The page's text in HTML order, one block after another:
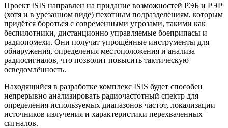
Проект ISIS направлен на придание возможностей РЭБ и РЭР
(хотя и в урезанном виде) пехотным подразделениям, которым
придётся бороться с современными угрозами, такими как
беспилотники, дистанционно управляемые боеприпасы и
радиопомехи. Они получат упрощённые инструменты для
обнаружения, определения местоположения и анализа
радиосигналов, что позволит повысить тактическую
осведомлённость.
Находящийся в разработке комплекс ISIS будет способен
непрерывно анализировать радиочастотный спектр для
определения используемых диапазонов частот, локализации
источников излучения и характеристики перехваченных
сигналов.